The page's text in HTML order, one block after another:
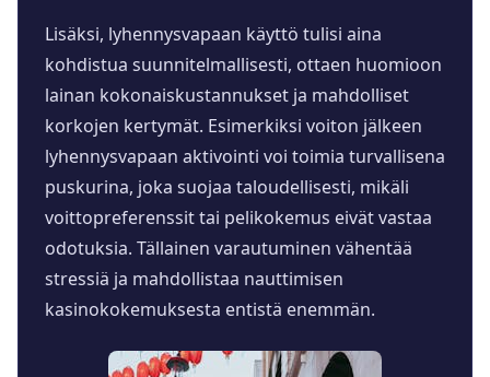
Lisäksi, lyhennysvapaan käyttö tulisi aina
kohdistua suunnitelmallisesti, ottaen huomioon
lainan kokonaiskustannukset ja mahdolliset
korkojen kertymät. Esimerkiksi voiton jälkeen
lyhennysvapaan aktivointi voi toimia turvallisena
puskurina, joka suojaa taloudellisesti, mikäli
voittopreferenssit tai pelikokemus eivät vastaa
odotuksia. Tällainen varautuminen vähentää
stressiä ja mahdollistaa nauttimisen
kasinokokemuksesta entistä enemmän.